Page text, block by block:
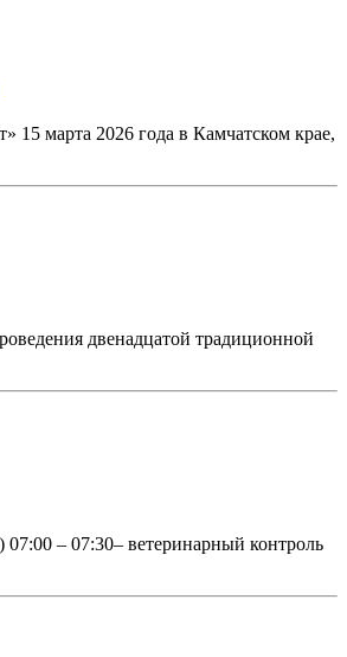
15 марта 2026 года в Камчатском крае,
двенадцатой традиционной
07:00 – 07:30– ветеринарный контроль